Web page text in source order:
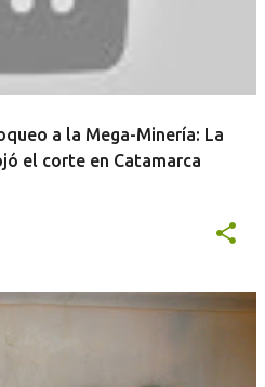
a la Mega-Minería: La
el corte en Catamarca